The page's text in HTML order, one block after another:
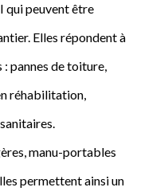
qui peuvent être
Elles répondent à
: pannes de toiture,
réhabilitation,
manu-portables
permettent ainsi un